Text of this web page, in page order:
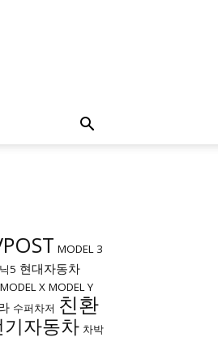
MODEL 3
5 현대자동차
MODEL X MODEL Y
수퍼차저 친환
기자동차 차박